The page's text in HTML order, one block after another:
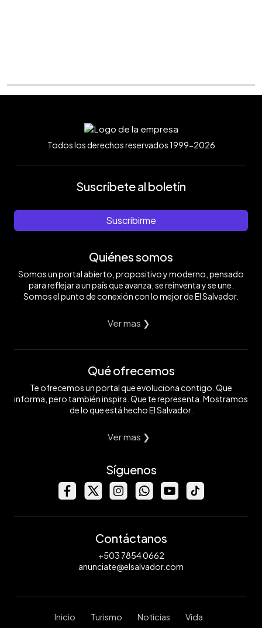
Todos los derechos reservados 1999-2026
Suscríbete al boletín
Suscribirme
Quiénes somos
Somos un portal abierto, propositivo y moderno, pensado
para reflejar a un país que avanza, se reinventa y se une.
Somos el punto de conexión con lo mejor de El Salvador.
Ver mas ❯
Qué ofrecemos
Te ofrecemos un portal que evoluciona contigo. Que
informa, pero también inspira. Que te representa. Mostramos
de lo que está hecho El Salvador.
Ver mas ❯
Síguenos
Contáctanos
+503 7854 0662
anunciate@elsalvador.com
Inicio Turismo Noticias Vida